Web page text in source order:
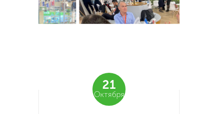
21
Октября